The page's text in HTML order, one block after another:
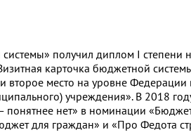
получил диплом I степени
карточка бюджетной
второе место на уровне
учреждения». В 2018
нет» в номинации
для граждан» и «Про Федота